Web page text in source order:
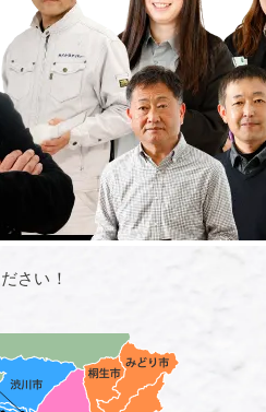
さい！